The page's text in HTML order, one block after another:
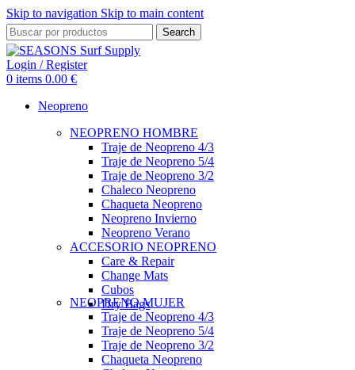
Skip to navigation Skip to main content
Search
Login / Register
0 items 0.00 €
Neopreno
NEOPRENO HOMBRE
Traje de Neopreno 4/3
Traje de Neopreno 5/4
Traje de Neopreno 3/2
Chaleco Neopreno
Chaqueta Neopreno
Neopreno Invierno
Neopreno Verano
ACCESORIO NEOPRENO
Care & Repair
Change Mats
Cubos
Dry Bags
NEOPRENO MUJER
Traje de Neopreno 4/3
Traje de Neopreno 5/4
Traje de Neopreno 3/2
Chaqueta Neopreno